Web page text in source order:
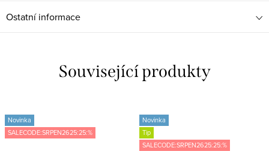
Ostatní informace
Související produkty
Novinka
SALECODE:SRPEN2625:25:%
Novinka
Tip
SALECODE:SRPEN2625:25:%